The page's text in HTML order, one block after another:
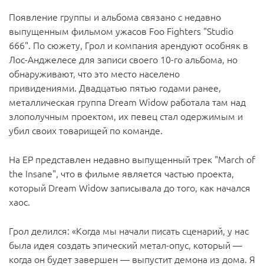
Появление группы и альбома связано с недавно
выпущенным фильмом ужасов Foo Fighters "Studio
666". По сюжету, Грол и компания арендуют особняк в
Лос-Анджелесе для записи своего 10-го альбома, но
обнаруживают, что это место населено
привидениями. Двадцатью пятью годами ранее,
металлическая группа Dream Widow работала там над
злополучным проектом, их певец стал одержимым и
убил своих товарищей по команде.
На EP представлен недавно выпущенный трек "March of
the Insane", что в фильме является частью проекта,
который Dream Widow записывала до того, как начался
хаос.
Грол делился: «Когда мы начали писать сценарий, у нас
была идея создать эпический метал-опус, который —
когда он будет завершен — выпустит демона из дома. Я